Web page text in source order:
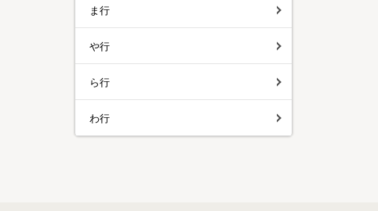
ま行
や行
ら行
わ行